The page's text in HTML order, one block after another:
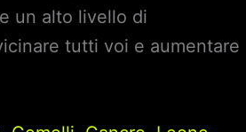
un alto livello di
tutti voi e aumentare